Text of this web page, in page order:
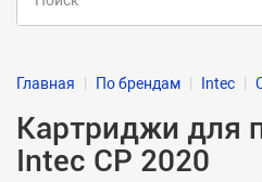
Главная По брендам Intec
Картриджи для
Intec CP 2020